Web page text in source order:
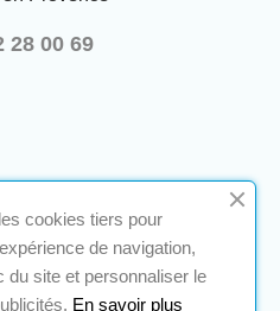
28 00 69
cookies tiers pour
de navigation,
du site et personnaliser le
En savoir plus